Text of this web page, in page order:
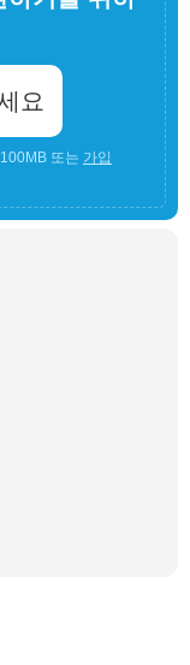
요
또는 가입